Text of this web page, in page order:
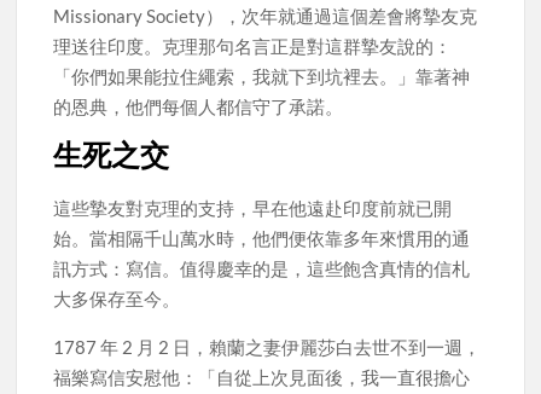
Missionary Society），次年就通過這個差會將摯友克
理送往印度。克理那句名言正是對這群摯友說的：
「你們如果能拉住繩索，我就下到坑裡去。」靠著神
的恩典，他們每個人都信守了承諾。
生死之交
這些摯友對克理的支持，早在他遠赴印度前就已開
始。當相隔千山萬水時，他們便依靠多年來慣用的通
訊方式：寫信。值得慶幸的是，這些飽含真情的信札
大多保存至今。
1787 年 2 月 2 日，賴蘭之妻伊麗莎白去世不到一週，
福樂寫信安慰他：「自從上次見面後，我一直很擔心